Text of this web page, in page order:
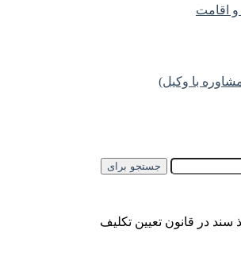
اقامت
جستجو برای
سند در قانون تعیین تکلیف